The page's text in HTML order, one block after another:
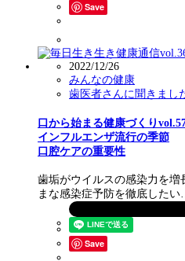
Save
2022/12/26
みんなの健康
歯医者さんに聞きまし
口から始まる健康づくり
インフルエンザ流行の季節
口腔ケアの重要性
歯垢がウイルスの感染力を
まな感染症予防を徹底した
Save